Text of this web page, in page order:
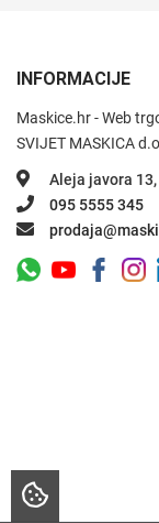
INFORMACIJE
Maskice.hr - Web
SVIJET MASKICA
Aleja javora
095 5555 345
Love